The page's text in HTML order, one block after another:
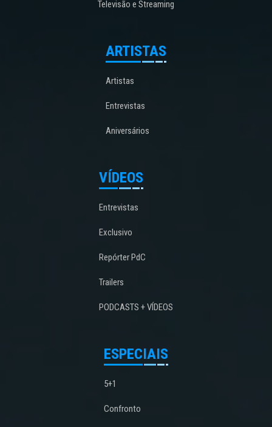
Televisão e Streaming
ARTISTAS
Artistas
Entrevistas
Aniversários
VÍDEOS
Entrevistas
Exclusivo
Repórter PdC
Trailers
PODCASTS + VÍDEOS
ESPECIAIS
5+1
Confronto